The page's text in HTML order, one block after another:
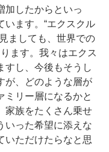
加したからといっ
います。“エクスクル
ましても、世界での
ます。我々はエクス
すし、今後もそうし
が、どのような層が
ミリー層になるかと
家族をたくさん乗せ
いった希望に添えな
いただけたらなと思